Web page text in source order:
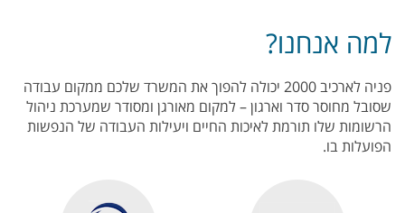
למה אנחנו?
פניה לארכיב 2000 יכולה להפוך את המשרד שלכם ממקום עבודה
שסובל מחוסר סדר וארגון – למקום מאורגן ומסודר שמערכת ניהול
הרשומות שלו תורמת לאיכות החיים ויעילות העבודה של הנפשות
הפועלות בו.